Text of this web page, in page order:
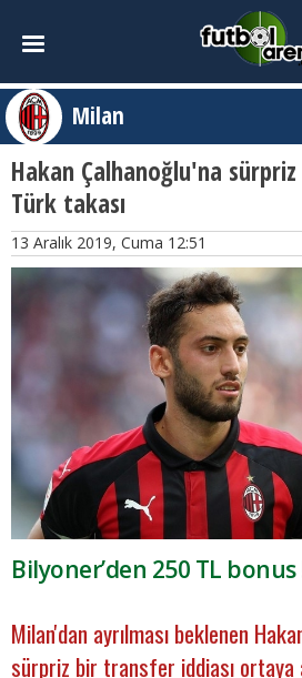
Milan
Hakan Çalhanoğlu'na
Türk takası
13 Aralık 2019, Cuma 12:51
Bilyoner’den 250 TL bonus
Milan'dan ayrılması beklenen
sürpriz bir transfer iddiası ortaya